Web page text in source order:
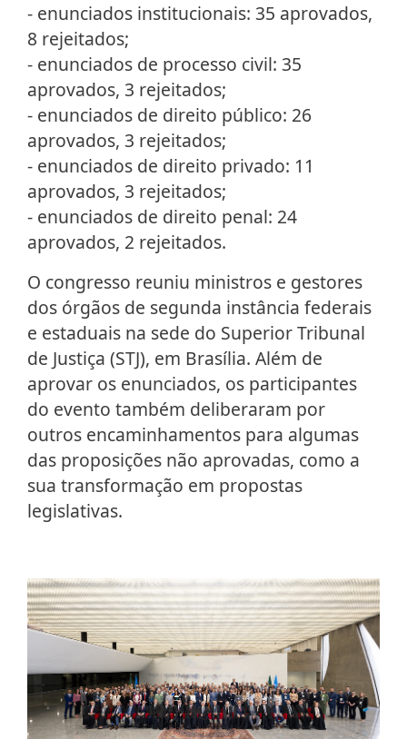
- enunciados institucionais: 35 aprovados,
8 rejeitados;
- enunciados de processo civil: 35
aprovados, 3 rejeitados;
- enunciados de direito público: 26
aprovados, 3 rejeitados;
- enunciados de direito privado: 11
aprovados, 3 rejeitados;
- enunciados de direito penal: 24
aprovados, 2 rejeitados.
O congresso reuniu ministros e gestores
dos órgãos de segunda instância federais
e estaduais na sede do Superior Tribunal
de Justiça (STJ), em Brasília. Além de
aprovar os enunciados, os participantes
do evento também deliberaram por
outros encaminhamentos para algumas
das proposições não aprovadas, como a
sua transformação em propostas
legislativas.